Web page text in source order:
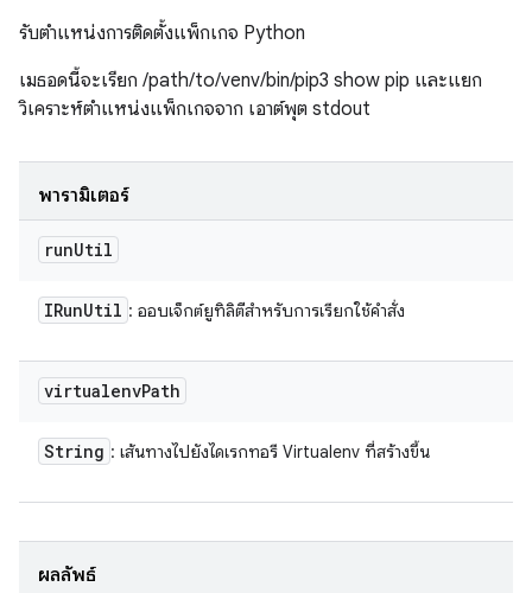
รับตำแหน่งการติดตั้งแพ็กเกจ Python
เมธอดนี้จะเรียก /path/to/venv/bin/pip3 show pip และแยก
วิเคราะห์ตำแหน่งแพ็กเกจจาก เอาต์พุต stdout
พารามิเตอร์
runUtil
IRunUtil : ออบเจ็กต์ยูทิลิตีสำหรับการเรียกใช้คำสั่ง
virtualenvPath
String : เส้นทางไปยังไดเรกทอรี Virtualenv ที่สร้างขึ้น
ผลลัพธ์